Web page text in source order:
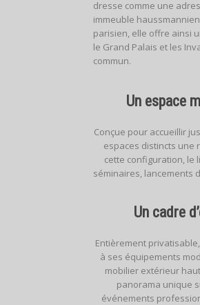
dresse comme une
immeuble
parisien, elle offre ainsi
le Grand Palais et les
commun.
Un espace
Conçue pour accueillir
espaces distincts une
cette configuration, le
séminaires, lancements
Un cadre
Entièrement
à ses équipements
mobilier extérieur
panorama unique
événements